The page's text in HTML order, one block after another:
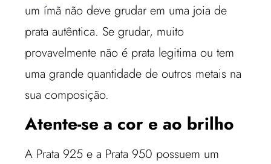
um ímã não deve grudar em uma joia de
prata autêntica. Se grudar, muito
provavelmente não é prata legitima ou tem
uma grande quantidade de outros metais na
sua composição.
Atente-se a cor e ao brilho
A Prata 925 e a Prata 950 possuem um